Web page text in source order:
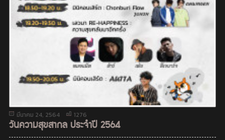
มีนาคม 24, 2564 1276
วันความสุขสากล ประจำปี 2564